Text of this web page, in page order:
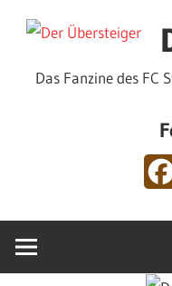
Inhalt
Das Fanzine des FC